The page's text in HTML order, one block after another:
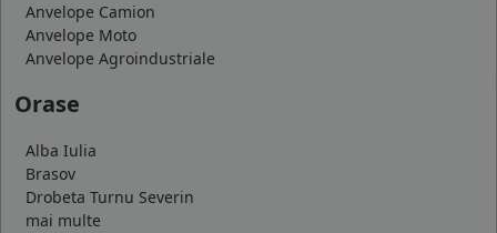
Anvelope Camion
Anvelope Moto
Anvelope Agroindustriale
Orase
Alba Iulia
Brasov
Drobeta Turnu Severin
mai multe